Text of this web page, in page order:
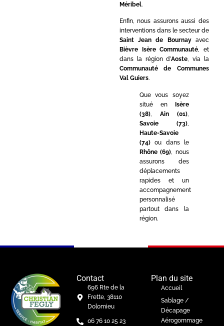
Méribel.
Enfin, nous assurons aussi des
interventions dans le secteur de
Saint Jean de Bournayavec
Bièvre Isère Communauté, et
dans la région d’Aoste, via la
Communauté de Communes
Val Guiers.
Que vous soyez
situé en Isère
(38), Ain (01)
Savoie (73)
Haute-Savoie
(74)ou dans le
Rhône (69) , nous
assurons des
déplacements
rapides et un
accompagnement
personnalisé
partout dans la
région.
Contact
696 Rte de la
Frette, 38110
Dolomieu
06 76 10 25 23
Plan du site
Accueil
Sablage /
Décapage
Aérogommage